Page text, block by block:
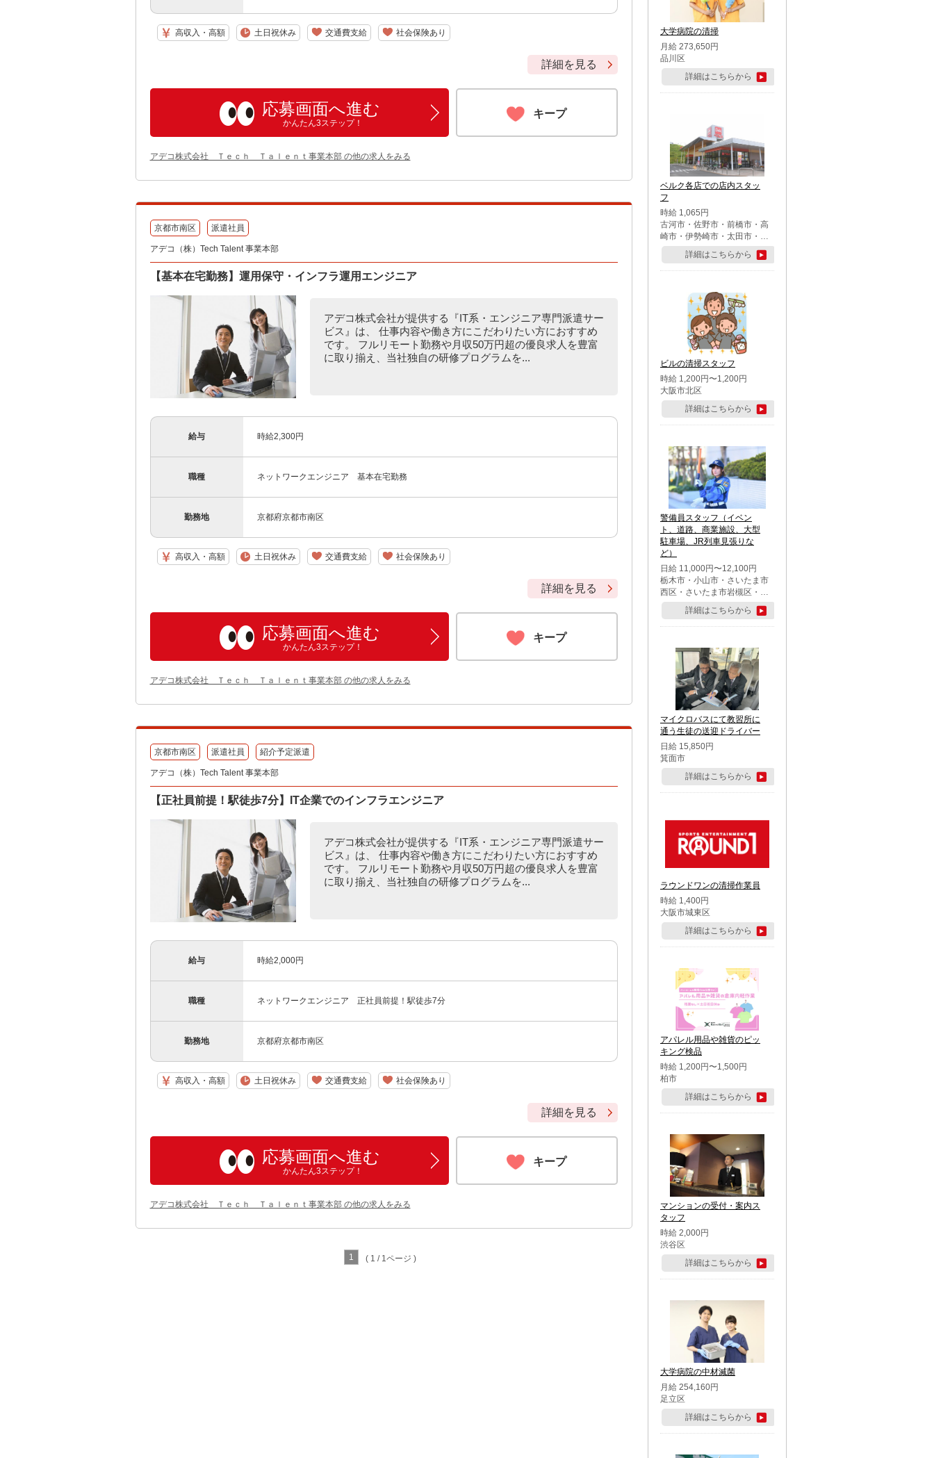
高収入・高額 土日祝休み 交通費支給 社会保険あり
詳細を見る
応募画面へ進む
かんたん3ステップ！
キープ
アデコ株式会社 Ｔｅｃｈ Ｔａｌｅｎｔ事業本部 の他の求人をみる
京都市南区 派遣社員
アデコ（株）Tech Talent 事業本部
【基本在宅勤務】運用保守・インフラ運用エンジニア
アデコ株式会社が提供する『IT系・エンジニア専門派遣サー
ビス』は、 仕事内容や働き方にこだわりたい方におすすめ
です。 フルリモート勤務や月収50万円超の優良求人を豊富
に取り揃え、当社独自の研修プログラムを...
給与 時給2,300円
職種 ネットワークエンジニア 基本在宅勤務
勤務地 京都府京都市南区
高収入・高額 土日祝休み 交通費支給 社会保険あり
詳細を見る
応募画面へ進む
かんたん3ステップ！
キープ
アデコ株式会社 Ｔｅｃｈ Ｔａｌｅｎｔ事業本部 の他の求人をみる
京都市南区 派遣社員 紹介予定派遣
アデコ（株）Tech Talent 事業本部
【正社員前提！駅徒歩7分】IT企業でのインフラエンジニア
アデコ株式会社が提供する『IT系・エンジニア専門派遣サー
ビス』は、 仕事内容や働き方にこだわりたい方におすすめ
です。 フルリモート勤務や月収50万円超の優良求人を豊富
に取り揃え、当社独自の研修プログラムを...
給与 時給2,000円
職種 ネットワークエンジニア 正社員前提！駅徒歩7分
勤務地 京都府京都市南区
高収入・高額 土日祝休み 交通費支給 社会保険あり
詳細を見る
応募画面へ進む
かんたん3ステップ！
キープ
アデコ株式会社 Ｔｅｃｈ Ｔａｌｅｎｔ事業本部 の他の求人をみる
1 ( 1 / 1ページ )
大学病院の清掃
月給 273,650円
品川区
詳細はこちらから
ベルク各店での店内スタッ
フ
時給 1,065円
古河市・佐野市・前橋市・高
崎市・伊勢崎市・太田市・館
林市・藤岡市・大泉町・さい
たま市北区・川越市・熊谷
市・行田市・秩父市・所沢
市・鶴ケ島市・千葉市中央
区・市川市・松戸市・習志野
市・柏市・流山市・八千代
市・足立区・江戸川区・八王
子市・町田市
詳細はこちらから
ビルの清掃スタッフ
時給 1,200円〜1,200円
大阪市北区
詳細はこちらから
警備員スタッフ（イベン
ト、道路、商業施設、大型
駐車場、JR列車見張りな
ど）
日給 11,000円〜12,100円
栃木市・小山市・さいたま市
西区・さいたま市岩槻区・久
喜市・蓮田市
詳細はこちらから
マイクロバスにて教習所に
通う生徒の送迎ドライバー
日給 15,850円
箕面市
詳細はこちらから
ラウンドワンの清掃作業員
時給 1,400円
大阪市城東区
詳細はこちらから
アパレル用品や雑貨のピッ
キング検品
時給 1,200円〜1,500円
柏市
詳細はこちらから
マンションの受付・案内ス
タッフ
時給 2,000円
渋谷区
詳細はこちらから
大学病院の中材滅菌
月給 254,160円
足立区
詳細はこちらから